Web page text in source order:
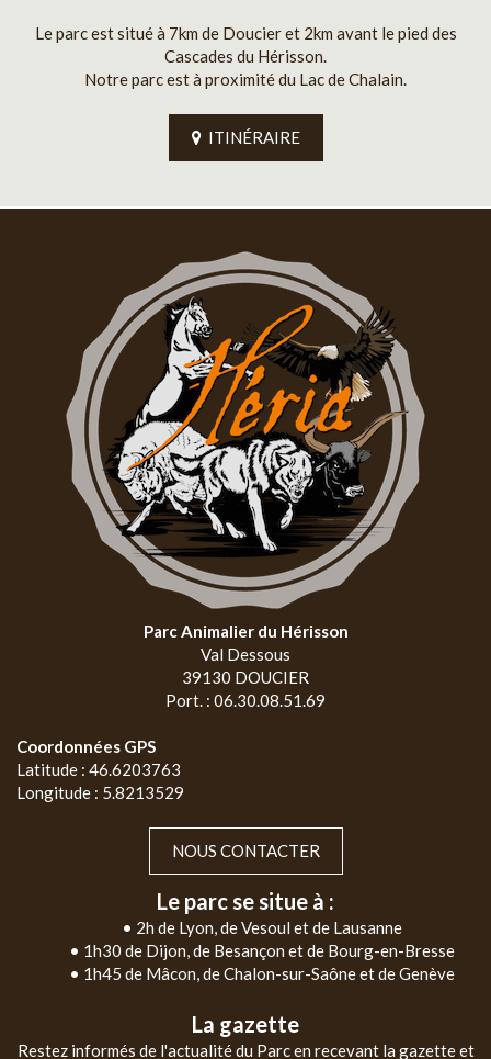
Le parc est situé à 7km de Doucier et 2km avant le pied des
Cascades du Hérisson.
Notre parc est à proximité du Lac de Chalain.
ITINÉRAIRE
Parc Animalier du Hérisson
Val Dessous
39130 DOUCIER
Port. : 06.30.08.51.69
Coordonnées GPS
Latitude : 46.6203763
Longitude : 5.8213529
NOUS CONTACTER
Le parc se situe à :
• 2h de Lyon, de Vesoul et de Lausanne
• 1h30 de Dijon, de Besançon et de Bourg-en-Bresse
• 1h45 de Mâcon, de Chalon-sur-Saône et de Genève
La gazette
Restez informés de l'actualité du Parc en recevant la gazette et